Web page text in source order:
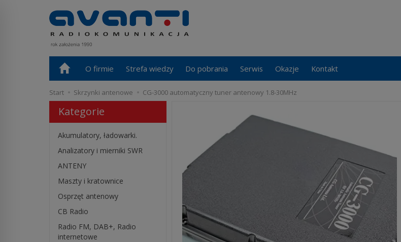
O firmie Strefa wiedzy Do pobrania Serwis Okazje Kontakt
Start Skrzynki antenowe CG-3000 automatyczny tuner antenowy 1.8-30MHz
Kategorie
Akumulatory, ładowarki.
Analizatory i mierniki SWR
ANTENY
Maszty i kratownice
Osprzęt antenowy
CB Radio
Radio FM, DAB+, Radio
internetowe